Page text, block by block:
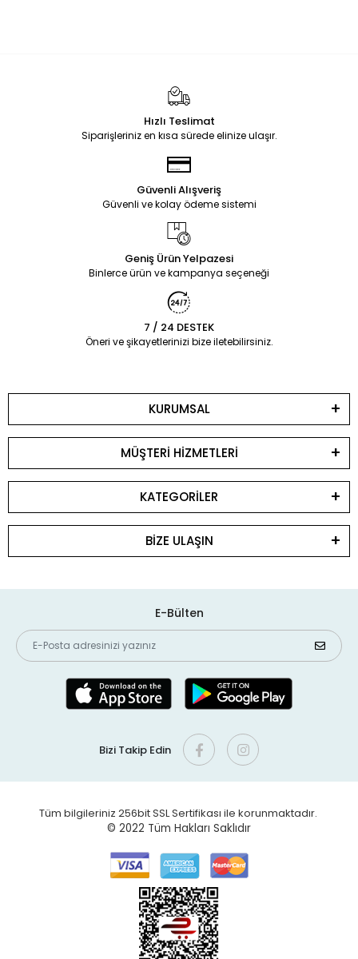
Hızlı Teslimat
Siparişleriniz en kısa sürede elinize ulaşır.
Güvenli Alışveriş
Güvenli ve kolay ödeme sistemi
Geniş Ürün Yelpazesi
Binlerce ürün ve kampanya seçeneği
7 / 24 DESTEK
Öneri ve şikayetlerinizi bize iletebilirsiniz.
KURUMSAL
MÜŞTERİ HİZMETLERİ
KATEGORİLER
BİZE ULAŞIN
E-Bülten
Bizi Takip Edin
Tüm bilgileriniz 256bit SSL Sertifikası ile korunmaktadır.
© 2022 Tüm Hakları Saklıdır